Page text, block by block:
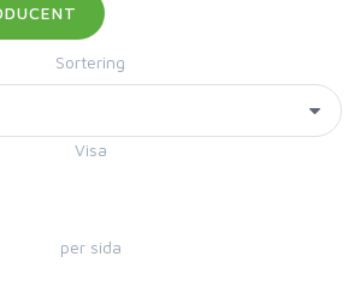
Sortering
Visa
per sida